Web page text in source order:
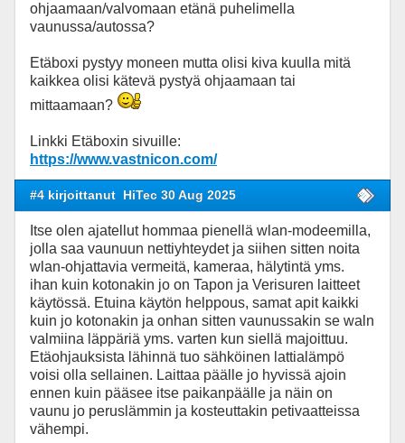
ohjaamaan/valvomaan etänä puhelimella
vaunussa/autossa?
Etäboxi pystyy moneen mutta olisi kiva kuulla mitä
kaikkea olisi kätevä pystyä ohjaamaan tai
mittaamaan?
Linkki Etäboxin sivuille:
https://www.vastnicon.com/
#4 kirjoittanut HiTec 30 Aug 2025
Itse olen ajatellut hommaa pienellä wlan-modeemilla,
jolla saa vaunuun nettiyhteydet ja siihen sitten noita
wlan-ohjattavia vermeitä, kameraa, hälytintä yms.
ihan kuin kotonakin jo on Tapon ja Verisuren laitteet
käytössä. Etuina käytön helppous, samat apit kaikki
kuin jo kotonakin ja onhan sitten vaunussakin se waln
valmiina läppäriä yms. varten kun siellä majoittuu.
Etäohjauksista lähinnä tuo sähköinen lattialämpö
voisi olla sellainen. Laittaa päälle jo hyvissä ajoin
ennen kuin pääsee itse paikanpäälle ja näin on
vaunu jo peruslämmin ja kosteuttakin petivaatteissa
vähempi.